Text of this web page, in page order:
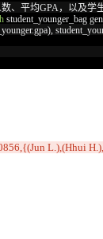
、平均GPA ，以及学
student_younger_bag
.gpa),
L.),(Hhui